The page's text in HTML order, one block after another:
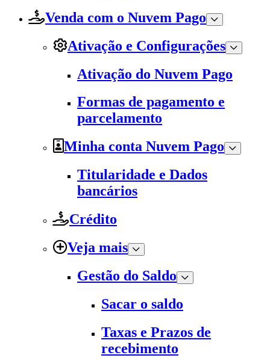
Venda com o Nuvem Pago
Ativação e Configurações
Ativação do Nuvem Pago
Formas de pagamento e
parcelamento
Minha conta Nuvem Pago
Titularidade e Dados
bancários
Crédito
Veja mais
Gestão do Saldo
Sacar o saldo
Taxas e Prazos de
recebimento